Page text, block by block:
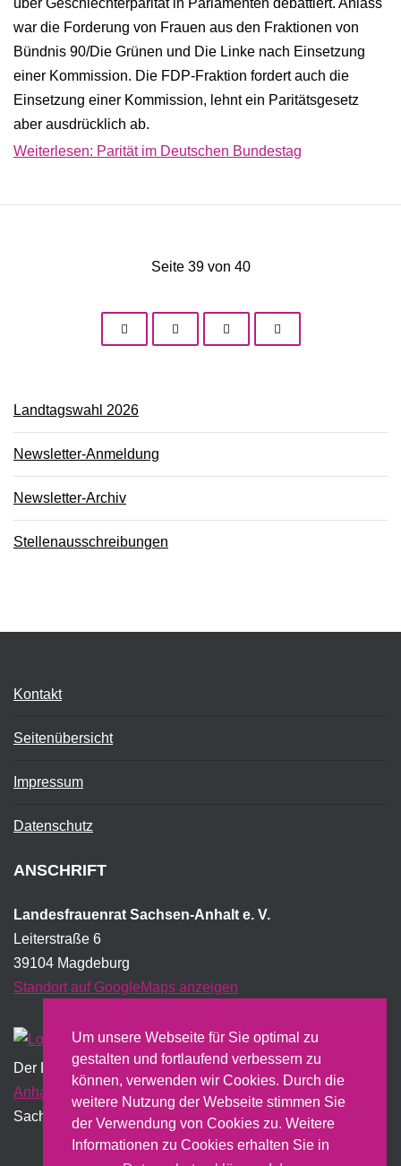
Um unsere Webseite für Sie optimal zu
gestalten und fortlaufend verbessern zu
können, verwenden wir Cookies. Durch die
weitere Nutzung der Webseite stimmen Sie
der Verwendung von Cookies zu. Weitere
Informationen zu Cookies erhalten Sie in
über Geschlechterparität in Parlamenten debattiert. Anlass
war die Forderung von Frauen aus den Fraktionen von
Bündnis 90/Die Grünen und Die Linke nach Einsetzung
einer Kommission. Die FDP-Fraktion fordert auch die
Einsetzung einer Kommission, lehnt ein Paritätsgesetz
aber ausdrücklich ab.
Weiterlesen: Parität im Deutschen Bundestag
Seite 39 von 40
Landtagswahl 2026
Newsletter-Anmeldung
Newsletter-Archiv
Stellenausschreibungen
Kontakt
Seitenübersicht
Impressum
Datenschutz
ANSCHRIFT
Landesfrauenrat Sachsen-Anhalt e. V.
Leiterstraße 6
39104 Magdeburg
Standort auf GoogleMaps anzeigen
Der Landesfrauenrat wird institutionell vom Land
Anhalt
gefördert und erstellt dazu u.a. einen jährlichen
Sachbericht.